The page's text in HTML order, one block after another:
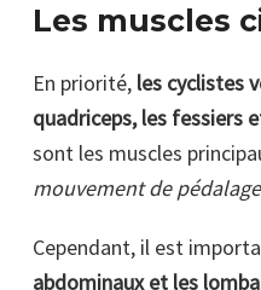
Les muscles
En priorité, les cyclistes
quadriceps, les fessiers
sont les muscles
mouvement de
Cependant, il est
abdominaux et les